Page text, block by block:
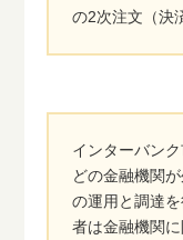
の2次注文（決
インターバン
どの金融機関
の運用と調達
者は金融機関